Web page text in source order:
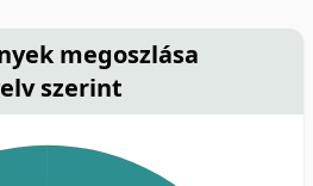
megoszlása
szerint